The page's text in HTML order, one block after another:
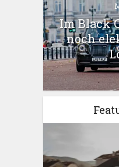
Im Black
noch